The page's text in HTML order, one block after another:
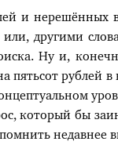
и нерешённых
или, другими
Ну и,
пятьсот рублей
который бы
недавнее